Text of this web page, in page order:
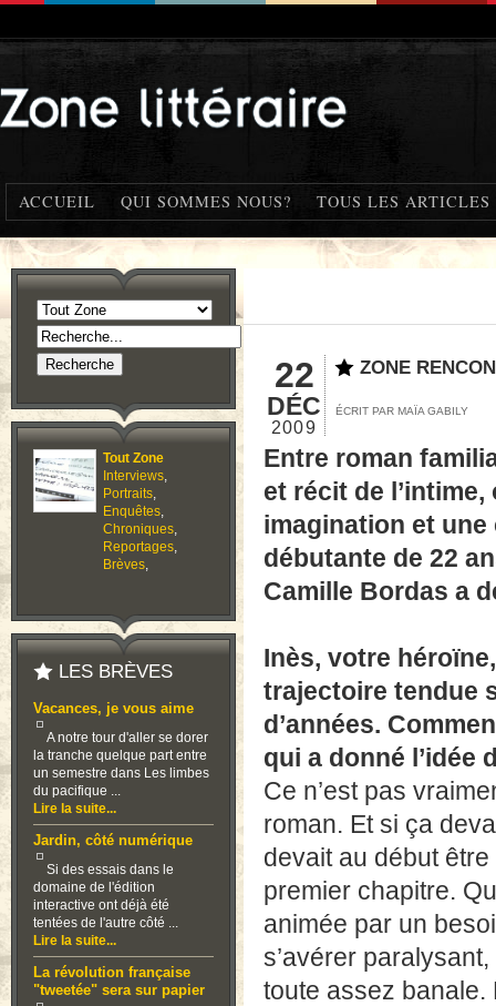
ACCUEIL QUI SOMMES NOUS? TOUS LES ARTICLES
Tout Zone
Interviews,
Portraits,
Enquêtes,
Chroniques,
Reportages,
Brèves,
LES BRÈVES
Vacances, je vous aime
A notre tour d'aller se dorer
la tranche quelque part entre
un semestre dans Les limbes
du pacifique ...
Lire la suite...
Jardin, côté numérique
Si des essais dans le
domaine de l'édition
interactive ont déjà été
tentées de l'autre côté ...
Lire la suite...
La révolution française
"tweetée" sera sur papier
22
DÉC
2009
ZONE
ÉCRIT PAR MAÏA GABILY
Entre roman
et récit de
imagination et une
débutante de 22
Camille Bordas a
Inès, votre
trajectoire tendue
d’années.
qui a donné l’idée
Ce n’est pas
roman. Et si ça
devait au début
premier chapitre.
animée par un
s’avérer
toute assez banale.